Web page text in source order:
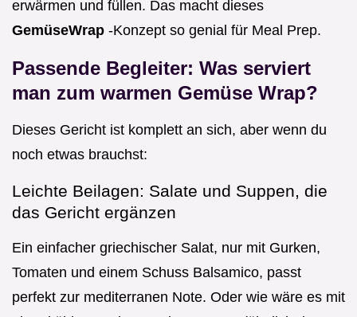
erwärmen und füllen. Das macht dieses
GemüseWrap -Konzept so genial für Meal Prep.
Passende Begleiter: Was serviert
man zum warmen Gemüse Wrap?
Dieses Gericht ist komplett an sich, aber wenn du
noch etwas brauchst:
Leichte Beilagen: Salate und Suppen, die
das Gericht ergänzen
Ein einfacher griechischer Salat, nur mit Gurken,
Tomaten und einem Schuss Balsamico, passt
perfekt zur mediterranen Note. Oder wie wäre es mit